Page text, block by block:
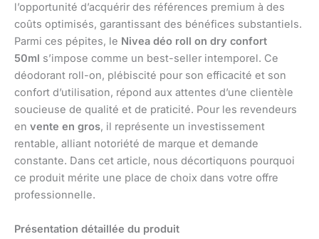
l’opportunité d’acquérir des références premium à des
coûts optimisés, garantissant des bénéfices substantiels.
Parmi ces pépites, le Nivea déo roll on dry confort
50ml s’impose comme un best-seller intemporel. Ce
déodorant roll-on, plébiscité pour son efficacité et son
confort d’utilisation, répond aux attentes d’une clientèle
soucieuse de qualité et de praticité. Pour les revendeurs
en vente en gros, il représente un investissement
rentable, alliant notoriété de marque et demande
constante. Dans cet article, nous décortiquons pourquoi
ce produit mérite une place de choix dans votre offre
professionnelle.
Présentation détaillée du produit